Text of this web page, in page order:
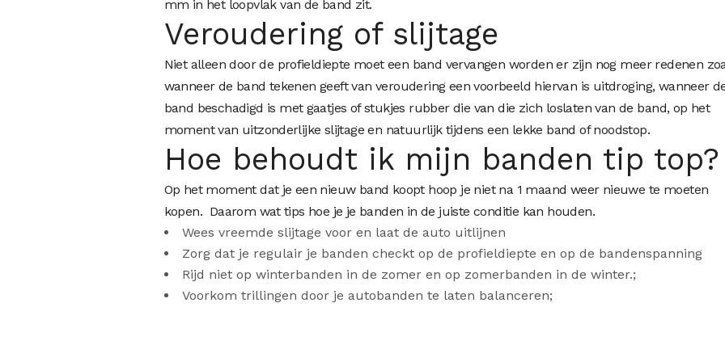
mm in het loopvlak van de band zit.
Veroudering of slijtage
Niet alleen door de profieldiepte moet een band vervangen worden er zijn nog meer redenen
wanneer de band tekenen geeft van veroudering een voorbeeld hiervan is uitdroging, wanneer
band beschadigd is met gaatjes of stukjes rubber die van die zich loslaten van de band, op het
moment van uitzonderlijke slijtage en natuurlijk tijdens een lekke band of noodstop.
Hoe behoudt ik mijn banden tip top?
Op het moment dat je een nieuw band koopt hoop je niet na 1 maand weer nieuwe te moeten
kopen. Daarom wat tips hoe je je banden in de juiste conditie kan houden.
Wees vreemde slijtage voor en laat de auto uitlijnen
Zorg dat je regulair je banden checkt op de profieldiepte en op de bandenspanning
Rijd niet op winterbanden in de zomer en op zomerbanden in de winter.;
Voorkom trillingen door je autobanden te laten balanceren;